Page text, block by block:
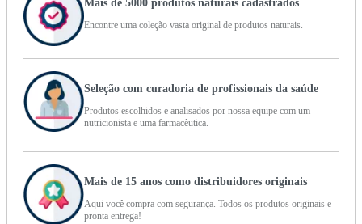
Mais de 5000 produtos naturais cadastrados
Encontre uma coleção vasta original de produtos naturais.
Seleção com curadoria de profissionais da saúde
Produtos escolhidos e analisados por nossa equipe com um
nutricionista e uma farmacêutica.
Mais de 15 anos como distribuidores originais
Aqui você compra com segurança. Todos os produtos originais e
pronta entrega!